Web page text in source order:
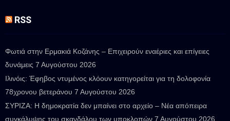
RSS
Φωτιά στην Ερμακιά Κοζάνης – Επιχειρούν εναέριες και επίγειες
δυνάμεις 7 Αυγούστου 2026
Ιλινόις: Έφηβος ντυμένος κλόουν κατηγορείται για τη δολοφονία
78χρονου βετεράνου 7 Αυγούστου 2026
ΣΥΡΙΖΑ: Η δημοκρατία δεν μπαίνει στο αρχείο – Νέα απόπειρα
συγκάλυψης του σκανδάλου των υποκλοπών 7 Αυγούστου 2026